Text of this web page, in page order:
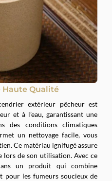
Haute Qualité
extérieur pêcheur est
et à l’eau, garantissant une
des conditions climatiques
un nettoyage facile, vous
Ce matériau ignifugé assure
lors de son utilisation. Avec ce
un produit qui combine
pour les fumeurs soucieux de